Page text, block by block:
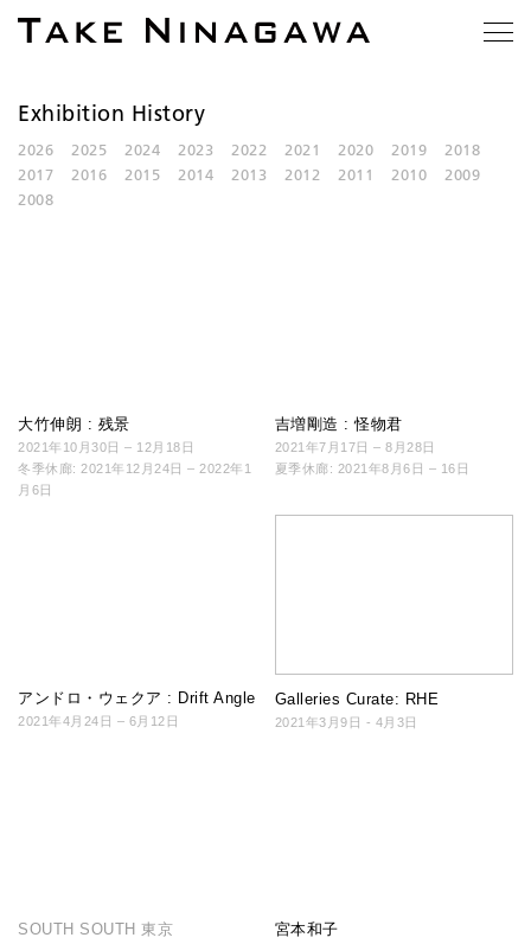
Exhibition History
2026 2025 2024 2023 2022 2021 2020 2019
2018
2017
2016 2015 2014 2013 2012 2011 2010
2009
2008
大竹伸朗 : 残景
2021年10月30日 – 12月18日
冬季休廊: 2021年12月24日 – 2022年1
月6日
吉増剛造 : 怪物君
2021年7月17日 – 8月28日
夏季休廊: 2021年8月6日 – 16日
アンドロ・ウェクア : Drift Angle
2021年4月24日 – 6月12日
Galleries Curate: RHE
2021年3月9日 - 4月3日
SOUTH SOUTH 東京 宮本和子